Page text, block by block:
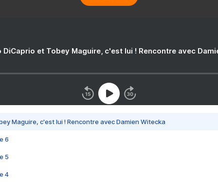
DiCaprio et Tobey Maguire, c'est lui ! Rencontre avec
Maguire, c'est lui ! Rencontre avec Damien Witecka
6
5
4